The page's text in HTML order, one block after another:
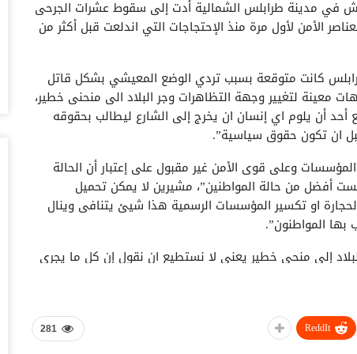
في مدينة طرابلس الشمالية أدت إلى سقوط عشرات الجرحى
الأمن لأول مرة منذ الإحتجاجات التي اندلعت قبل أكثر من
كانت متوقعة بسبب تردي الوضع المعيشي بشكل قاتل
معينة لتغيير وجهة التظاهرات وجر البلاد الى منحنى خطير،
أن يلوم اي إنسان ان يخرج إلى الشارع ليطالب بحقوقه
ان تكون حقوق سياسية”.
وعلى قوى الأمن غير مقبول على إعتبار أن الحالة
أفضل من حالة المواطنين”، مشيرين لا يمكن تحميل
او تكسير المؤسسات الرسمية هذا شيئ يتنافى وينال
المواطنون”.
إلى منحى خطير يعني لا نستطيع ان نقول إن كل ما يجري
له رد الفعل وخاصة ان مدينة طرابلس هي من أفقر المدن
بوضع تعيس للغاية فهي تعتبر نموذجاً للقهر واللفقر
281 ReddIt